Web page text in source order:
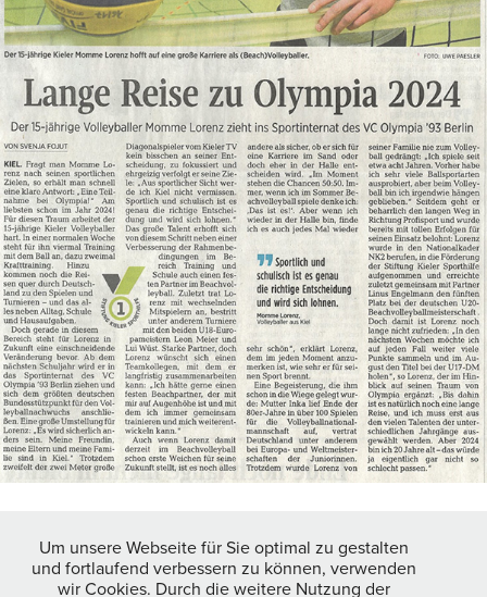
↑ Zurück zum Anfang
Um unsere Webseite für Sie optimal zu gestalten
und fortlaufend verbessern zu können, verwenden
wir Cookies. Durch die weitere Nutzung der